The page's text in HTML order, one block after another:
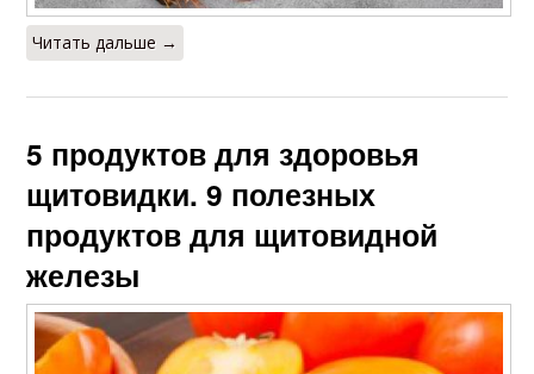
Читать дальше →
5 продуктов для здоровья
щитовидки. 9 полезных
продуктов для щитовидной
железы